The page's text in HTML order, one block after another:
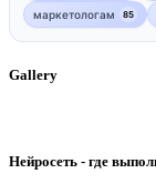
маркетологам 85
Gallery
Нейросеть - где